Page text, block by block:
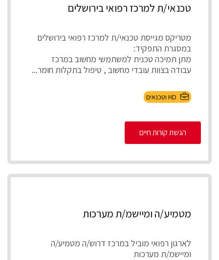
טכנאי/ת למרכז רפואי בירושלים
מטריקס מגייסת טכנאי/ת למרכז רפואי בירושלים
במסגרת התפקיד:
מתן תמיכה טכנית למשתמשי מחשוב במרכז
עבודה בצוות עובדי מחשוב , טיפול בתקלות חומר...
HD וטכנאים
הגשת קורות חיים
מטמיע/ה ומיישמ/ת מערכות
לארגון רפואי מוביל במרכז דרוש/ה מטמיע/ה
ומיישמ/ת מערכות